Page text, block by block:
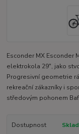
Esconder MX Esconder
elektrokola 29″, jako
Progresivní geometrie
rekreační zákazníky i
středovým pohonem
Dostupnost